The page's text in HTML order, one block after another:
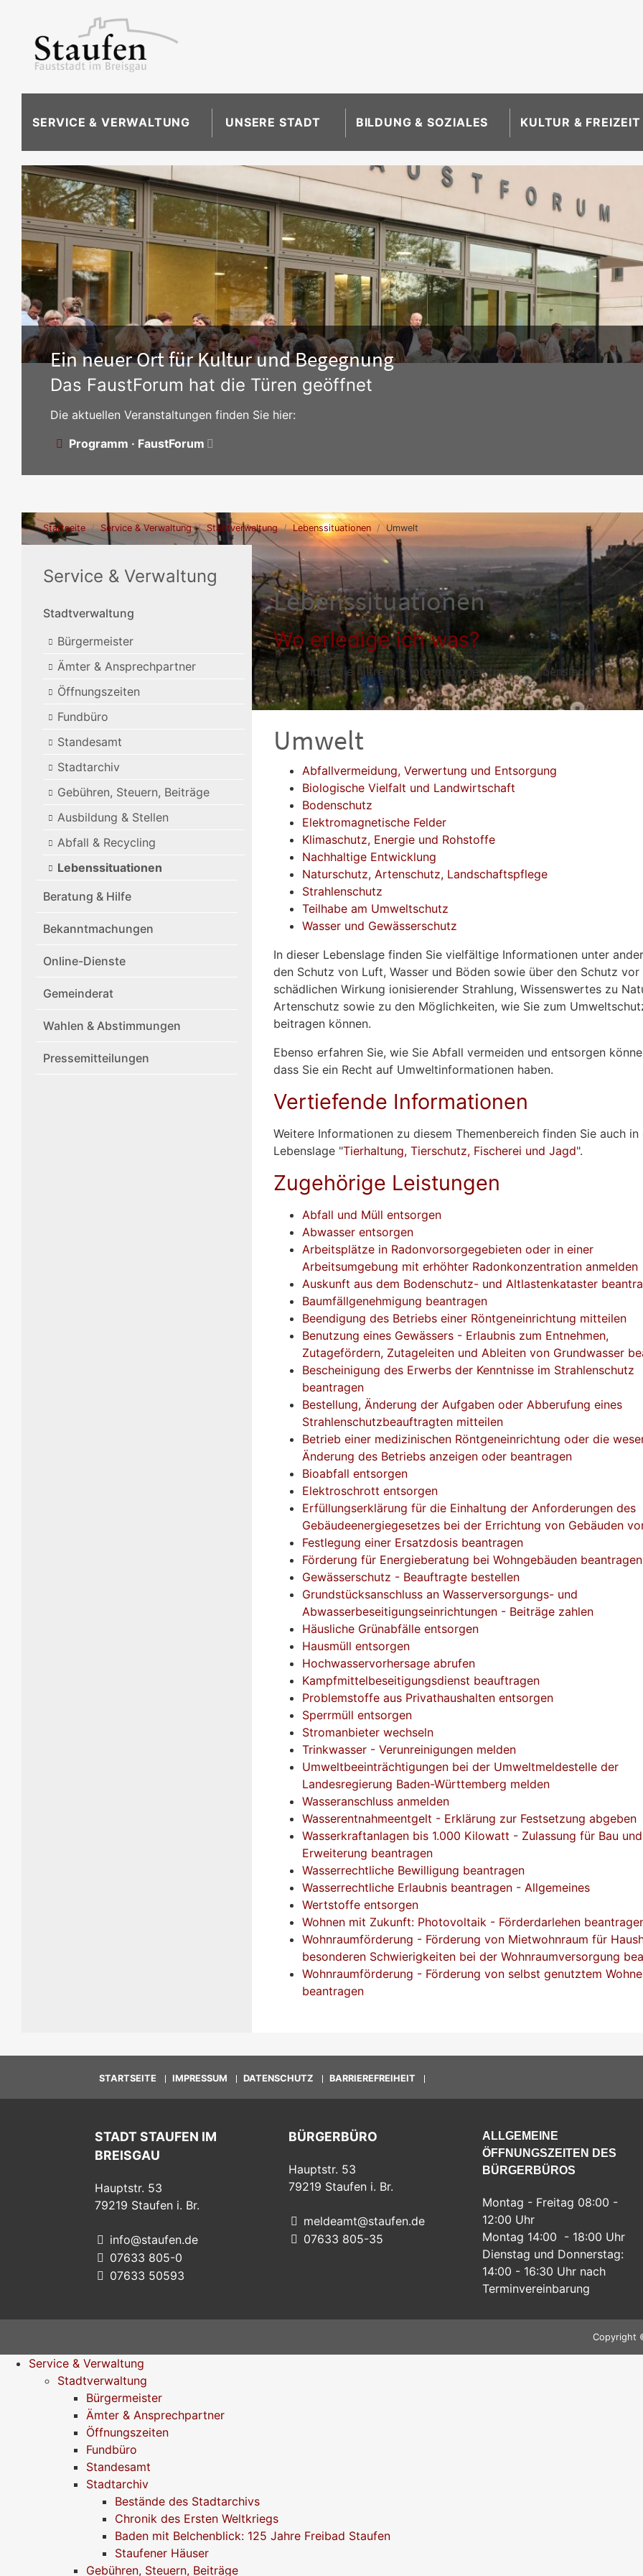
SERVICE & VERWALTUNG UNSERE STADT BILDUNG & SOZIALES KULTUR & FREIZEIT
Ein neuer Ort für Kultur und Begegnung
Das FaustForum hat die Türen geöffnet
Die aktuellen Veranstaltungen finden Sie hier:
Programm · FaustForum
Startseite Service & Verwaltung Stadtverwaltung Lebenssituationen Umwelt
Service & Verwaltung
Stadtverwaltung
Bürgermeister
Ämter & Ansprechpartner
Öffnungszeiten
Fundbüro
Standesamt
Stadtarchiv
Gebühren, Steuern, Beiträge
Ausbildung & Stellen
Abfall & Recycling
Lebenssituationen
Beratung & Hilfe
Bekanntmachungen
Online-Dienste
Gemeinderat
Wahlen & Abstimmungen
Pressemitteilungen
Lebenssituationen
Wo erledige ich was?
Hier finden Sie hilfreiche Informationen für alle Lebenslagen.
Umwelt
Abfallvermeidung, Verwertung und Entsorgung
Biologische Vielfalt und Landwirtschaft
Bodenschutz
Elektromagnetische Felder
Klimaschutz, Energie und Rohstoffe
Nachhaltige Entwicklung
Naturschutz, Artenschutz, Landschaftspflege
Strahlenschutz
Teilhabe am Umweltschutz
Wasser und Gewässerschutz
In dieser Lebenslage finden Sie vielfältige Informationen unter
den Schutz von Luft, Wasser und Böden sowie über den Schutz vor
schädlichen Wirkung ionisierender Strahlung, Wissenswertes zu
Artenschutz sowie zu den Möglichkeiten, wie Sie zum
beitragen können.
Ebenso erfahren Sie, wie Sie Abfall vermeiden und entsorgen
dass Sie ein Recht auf Umweltinformationen haben.
Vertiefende Informationen
Weitere Informationen zu diesem Themenbereich finden Sie auch in
Lebenslage "Tierhaltung, Tierschutz, Fischerei und Jagd".
Zugehörige Leistungen
Abfall und Müll entsorgen
Abwasser entsorgen
Arbeitsplätze in Radonvorsorgegebieten oder in einer
Arbeitsumgebung mit erhöhter Radonkonzentration anmelden
Auskunft aus dem Bodenschutz- und Altlastenkataster
Baumfällgenehmigung beantragen
Beendigung des Betriebs einer Röntgeneinrichtung mitteilen
Benutzung eines Gewässers - Erlaubnis zum Entnehmen,
Zutagefördern, Zutageleiten und Ableiten von Grundwasser
Bescheinigung des Erwerbs der Kenntnisse im Strahlenschutz
beantragen
Bestellung, Änderung der Aufgaben oder Abberufung eines
Strahlenschutzbeauftragten mitteilen
Betrieb einer medizinischen Röntgeneinrichtung oder die
Änderung des Betriebs anzeigen oder beantragen
Bioabfall entsorgen
Elektroschrott entsorgen
Erfüllungserklärung für die Einhaltung der Anforderungen des
Gebäudeenergiegesetzes bei der Errichtung von Gebäuden
Festlegung einer Ersatzdosis beantragen
Förderung für Energieberatung bei Wohngebäuden beantragen
Gewässerschutz - Beauftragte bestellen
Grundstücksanschluss an Wasserversorgungs- und
Abwasserbeseitigungseinrichtungen - Beiträge zahlen
Häusliche Grünabfälle entsorgen
Hausmüll entsorgen
Hochwasservorhersage abrufen
Kampfmittelbeseitigungsdienst beauftragen
Problemstoffe aus Privathaushalten entsorgen
Sperrmüll entsorgen
Stromanbieter wechseln
Trinkwasser - Verunreinigungen melden
Umweltbeeinträchtigungen bei der Umweltmeldestelle der
Landesregierung Baden-Württemberg melden
Wasseranschluss anmelden
Wasserentnahmeentgelt - Erklärung zur Festsetzung abgeben
Wasserkraftanlagen bis 1.000 Kilowatt - Zulassung für Bau und
Erweiterung beantragen
Wasserrechtliche Bewilligung beantragen
Wasserrechtliche Erlaubnis beantragen - Allgemeines
Wertstoffe entsorgen
Wohnen mit Zukunft: Photovoltaik - Förderdarlehen
Wohnraumförderung - Förderung von Mietwohnraum für
besonderen Schwierigkeiten bei der Wohnraumversorgung
Wohnraumförderung - Förderung von selbst genutztem
beantragen
STARTSEITE IMPRESSUM DATENSCHUTZ BARRIEREFREIHEIT
STADT STAUFEN IM
BREISGAU
Hauptstr. 53
79219 Staufen i. Br.
info@staufen.de
07633 805-0
07633 50593
BÜRGERBÜRO
Hauptstr. 53
79219 Staufen i. Br.
meldeamt@staufen.de
07633 805-35
ALLGEMEINE
ÖFFNUNGSZEITEN DES
BÜRGERBÜROS
Montag - Freitag 08:00 -
12:00 Uhr
Montag 14:00 - 18:00 Uhr
Dienstag und Donnerstag:
14:00 - 16:30 Uhr nach
Terminvereinbarung
Copyright
Service & Verwaltung
Stadtverwaltung
Bürgermeister
Ämter & Ansprechpartner
Öffnungszeiten
Fundbüro
Standesamt
Stadtarchiv
Bestände des Stadtarchivs
Chronik des Ersten Weltkriegs
Baden mit Belchenblick: 125 Jahre Freibad Staufen
Staufener Häuser
Gebühren, Steuern, Beiträge